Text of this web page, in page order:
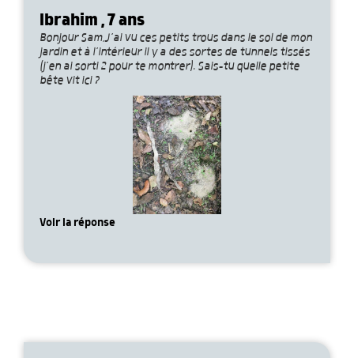
Ibrahim , 7 ans
Bonjour Sam,J’ai vu ces petits trous dans le sol de mon
jardin et à l’intérieur il y a des sortes de tunnels tissés
(j’en ai sorti 2 pour te montrer). Sais-tu quelle petite
bête vit ici ?
Voir la réponse